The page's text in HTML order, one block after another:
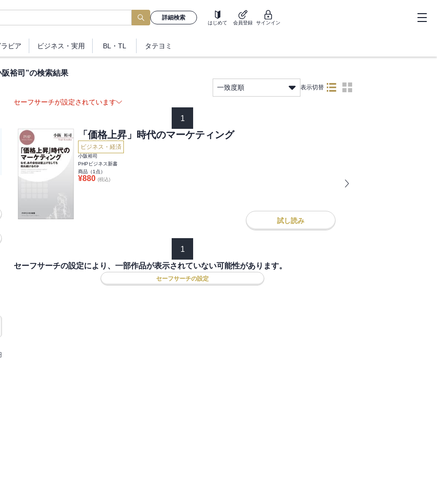
詳細検索
はじめて 会員登録 サインイン
ビア ビジネス ・実用 BL・TL タテヨミ
裕司 ”の検索結果
一致度順 表示切替
セーフサーチが設定されています
1
「価格上昇」時代のマーケティング
ビジネス・経済
小阪裕司
PHPビジネス新書
商品（1 点）
¥880 (税込)
試し読み
1
セーフサーチの設定により、一部作品が表示されていない可能性があります。
セーフサーチの設定